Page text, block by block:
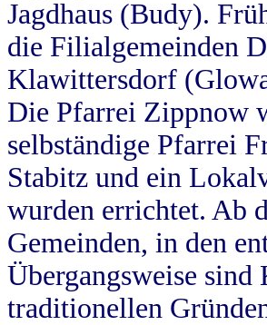
Jagdhaus (Budy).
die Filialgemeinden
Klawittersdorf
Die Pfarrei Zippnow
selbständige Pfarrei
Stabitz und ein
wurden errichtet. Ab
Gemeinden, in den
Übergangsweise sind
traditionellen